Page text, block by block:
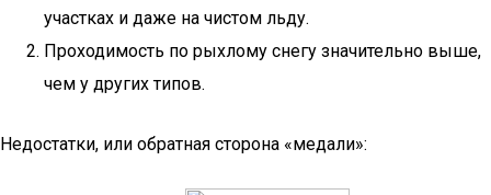
участках и даже на чистом льду.
Проходимость по рыхлому снегу значительно выше,
чем у других типов.
Недостатки, или обратная сторона «медали»: